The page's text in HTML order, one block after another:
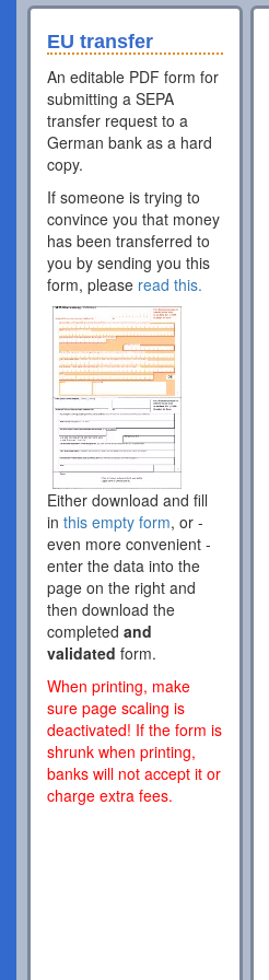
EU transfer
An editable PDF form for
submitting a SEPA
transfer request to a
German bank as a hard
copy.
If someone is trying to
convince you that money
has been transferred to
you by sending you this
form, please read this.
Either download and fill
in this empty form, or -
even more convenient -
enter the data into the
page on the right and
then download the
completed and
validated form.
When printing, make
sure page scaling is
deactivated! If the form is
shrunk when printing,
banks will not accept it or
charge extra fees.